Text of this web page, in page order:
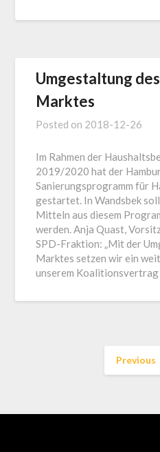
Umgestaltung
Marktes
Posted on 2018-12-26
Im Rahmen der
2019/2020 hat der
Sanierungsprogramm für
gestartet. In Wandsbek
Mitteln aus diesem
werden. Anja Quast,
SPD-Fraktion: „Mit der
Marktes setzen wir ein
unserem Koalitionsvertrag
Previous